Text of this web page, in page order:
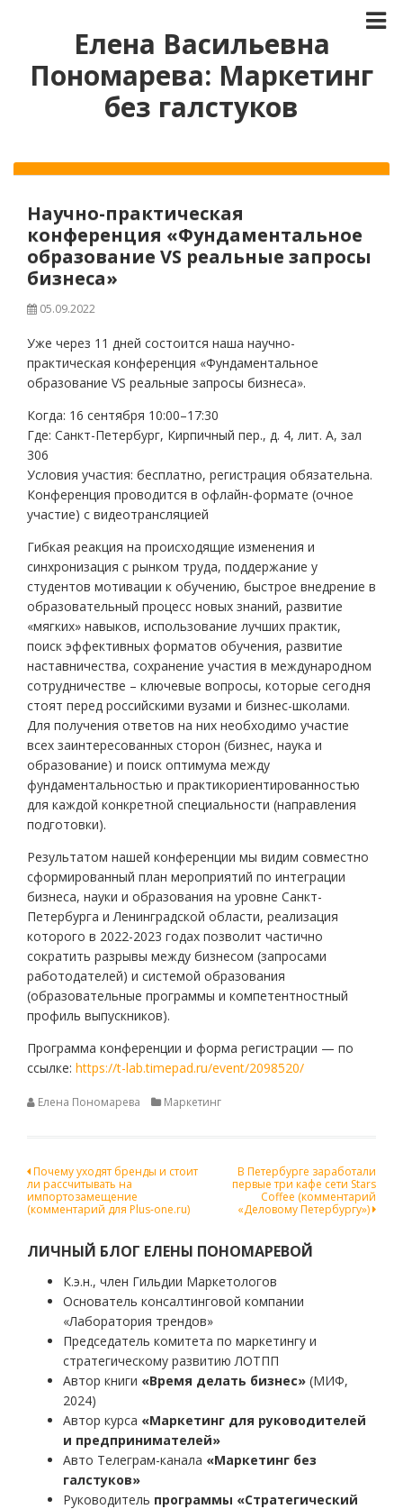
Елена Васильевна
Пономарева: Маркетинг
без галстуков
Научно-практическая
конференция «Фундаментальное
образование VS реальные запросы
бизнеса»
05.09.2022
Уже через 11 дней состоится наша научно-
практическая конференция «Фундаментальное
образование VS реальные запросы бизнеса».
Когда: 16 сентября 10:00–17:30
Где: Санкт-Петербург, Кирпичный пер., д. 4, лит. А, зал
306
Условия участия: бесплатно, регистрация обязательна.
Конференция проводится в офлайн-формате (очное
участие) с видеотрансляцией
Гибкая реакция на происходящие изменения и
синхронизация с рынком труда, поддержание у
студентов мотивации к обучению, быстрое внедрение в
образовательный процесс новых знаний, развитие
«мягких» навыков, использование лучших практик,
поиск эффективных форматов обучения, развитие
наставничества, сохранение участия в международном
сотрудничестве – ключевые вопросы, которые сегодня
стоят перед российскими вузами и бизнес-школами.
Для получения ответов на них необходимо участие
всех заинтересованных сторон (бизнес, наука и
образование) и поиск оптимума между
фундаментальностью и практикориентированностью
для каждой конкретной специальности (направления
подготовки).
Результатом нашей конференции мы видим совместно
сформированный план мероприятий по интеграции
бизнеса, науки и образования на уровне Санкт-
Петербурга и Ленинградской области, реализация
которого в 2022-2023 годах позволит частично
сократить разрывы между бизнесом (запросами
работодателей) и системой образования
(образовательные программы и компетентностный
профиль выпускников).
Программа конференции и форма регистрации — по
ссылке: https://t-lab.timepad.ru/event/2098520/
Елена Пономарева Маркетинг
Навигация
по
Почему уходят бренды и стоит
ли рассчитывать на
импортозамещение
(комментарий для Plus‑one.ru)
В Петербурге заработали
первые три кафе сети Stars
Coffee (комментарий
«Деловому Петербургу»)
ЛИЧНЫЙ БЛОГ ЕЛЕНЫ ПОНОМАРЕВОЙ
К.э.н., член Гильдии Маркетологов
Основатель консалтинговой компании
«Лаборатория трендов»
Председатель комитета по маркетингу и
стратегическому развитию ЛОТПП
Автор книги «Время делать бизнес» (МИФ,
2024)
Автор курса «Маркетинг для руководителей
и предпринимателей»
Авто Телеграм-канала «Маркетинг без
галстуков»
Руководитель программы «Стратегический